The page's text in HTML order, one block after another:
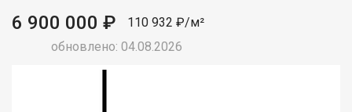
6 900 000 ₽
110 932 ₽/м²
обновлено: 04.08.2026